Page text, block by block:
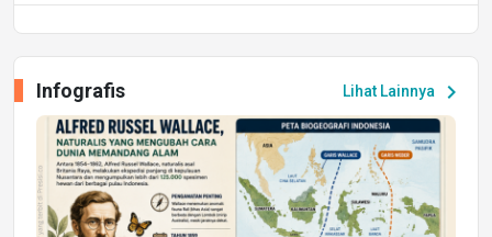
Peluang Kerja dan Magang
Jumat, 17 Jul 2026 22:30
DAERAH
Astra Motor Kalimantan Timur 2 Dukung
Mahasiswa Samarinda dalam Astra
Lihat Lainnya chevron_right
Infografis